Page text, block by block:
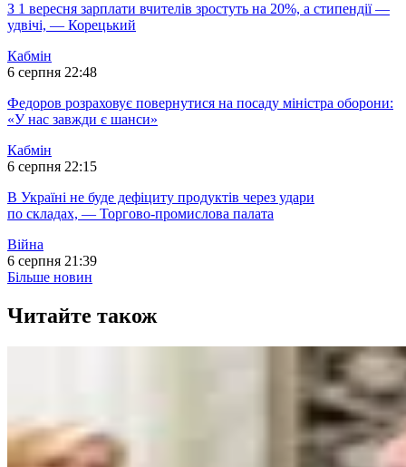
З 1 вересня зарплати вчителів зростуть на 20%, а стипендії —
удвічі, — Корецький
Кабмін
6 серпня 22:48
Федоров розраховує повернутися на посаду міністра оборони:
«У нас завжди є шанси»
Кабмін
6 серпня 22:15
В Україні не буде дефіциту продуктів через удари
по складах, — Торгово-промислова палата
Війна
6 серпня 21:39
Більше новин
Читайте також